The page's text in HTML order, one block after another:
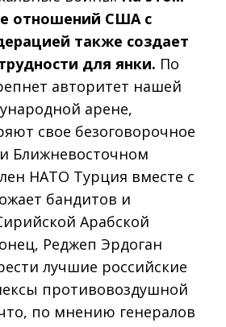
отношений США с
также создает
для янки. По
авторитет нашей
арене,
свое безоговорочное
Ближневосточном
НАТО Турция вместе с
бандитов и
Арабской
Реджеп Эрдоган
лучшие российские
противовоздушной
по мнению генералов